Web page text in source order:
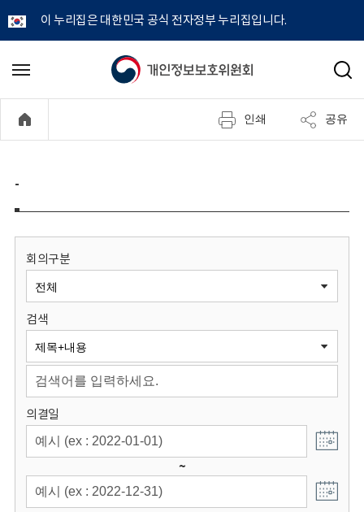
이 누리집은 대한민국 공식 전자정부 누리집입니다.
개
정
보
원
회
메
기
검
인쇄 공유
-
회의구분
검색
의결일
~